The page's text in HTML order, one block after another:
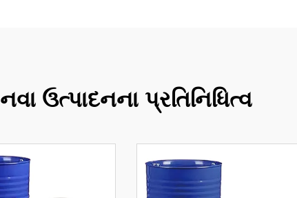
નવા ઉત્પાદનના પ્રતિનિધિત્વ